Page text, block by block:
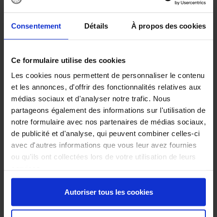
Consentement Détails À propos des cookies
Ce formulaire utilise des cookies
Les cookies nous permettent de personnaliser le contenu
et les annonces, d'offrir des fonctionnalités relatives aux
médias sociaux et d'analyser notre trafic. Nous
partageons également des informations sur l'utilisation de
notre formulaire avec nos partenaires de médias sociaux,
de publicité et d'analyse, qui peuvent combiner celles-ci
avec d'autres informations que vous leur avez fournies
ou qu'ils ont collectées lors de votre utilisation de leurs
Autoriser tous les cookies
Une en 2009 chez Orange surviennent encore de
temps en temps, mais "on a passé l'orage"
reconnaît Jacques Pomonti, le président de l'Afutt.
surtout des facturations anticipées, des
facturations d'option non souscrite, ou encore le
maintien de la facturation après la résiliation de la
ligne.
La deuxième catégorie de recours la plus
fréquente tient à la qualité de service, et touche
interrompue sur un ou plusieurs services du triple
play, détérioration du débit). Elle progresse
toutefois très fortement dans le mobile (+41%), en